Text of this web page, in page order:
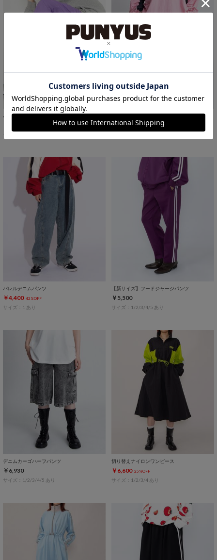
パンサー刺繍ワイドカーゴパンツ
サイズ：1/2/3 あり
￥6,000 13%OFF
バレルデニムパンツ
￥4,400 42%OFF
サイズ：1 あり
【新サイズ】フードジャージパンツ
￥5,500
サイズ：1/2/3/4/5 あり
デニムカーゴハーフパンツ
￥6,930
サイズ：1/2/3/4/5 あり
切り替えナイロンワンピース
￥6,600 25%OFF
サイズ：1/2/3/4 あり